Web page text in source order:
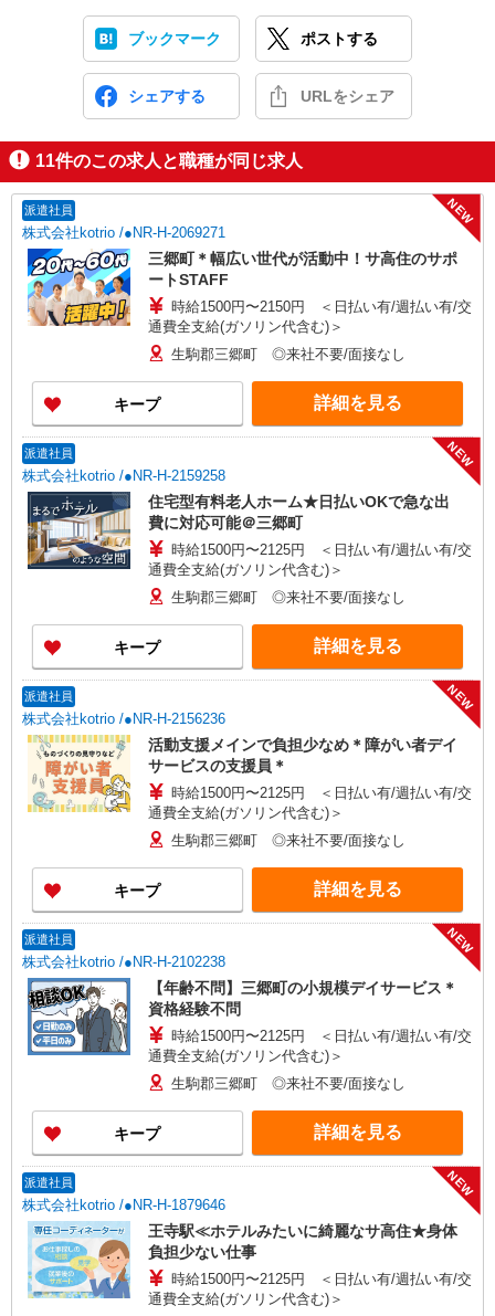
ブックマーク ポストする
シェアする URLをシェア
11件のこの求人と職種が同じ求人
派遣社員
株式会社kotrio /●NR-H-2069271
NEW
三郷町＊幅広い世代が活動中！サ高住のサポ
ートSTAFF
時給1500円〜2150円 ＜日払い有/週払い有/交
通費全支給(ガソリン代含む)＞
生駒郡三郷町 ◎来社不要/面接なし
キープ 詳細を見る
派遣社員
株式会社kotrio /●NR-H-2159258
NEW
住宅型有料老人ホーム★日払いOKで急な出
費に対応可能＠三郷町
時給1500円〜2125円 ＜日払い有/週払い有/交
通費全支給(ガソリン代含む)＞
生駒郡三郷町 ◎来社不要/面接なし
キープ 詳細を見る
派遣社員
株式会社kotrio /●NR-H-2156236
NEW
活動支援メインで負担少なめ＊障がい者デイ
サービスの支援員＊
時給1500円〜2125円 ＜日払い有/週払い有/交
通費全支給(ガソリン代含む)＞
生駒郡三郷町 ◎来社不要/面接なし
キープ 詳細を見る
派遣社員
株式会社kotrio /●NR-H-2102238
NEW
【年齢不問】三郷町の小規模デイサービス＊
資格経験不問
時給1500円〜2125円 ＜日払い有/週払い有/交
通費全支給(ガソリン代含む)＞
生駒郡三郷町 ◎来社不要/面接なし
キープ 詳細を見る
派遣社員
株式会社kotrio /●NR-H-1879646
NEW
王寺駅≪ホテルみたいに綺麗なサ高住★身体
負担少ない仕事
時給1500円〜2125円 ＜日払い有/週払い有/交
通費全支給(ガソリン代含む)＞